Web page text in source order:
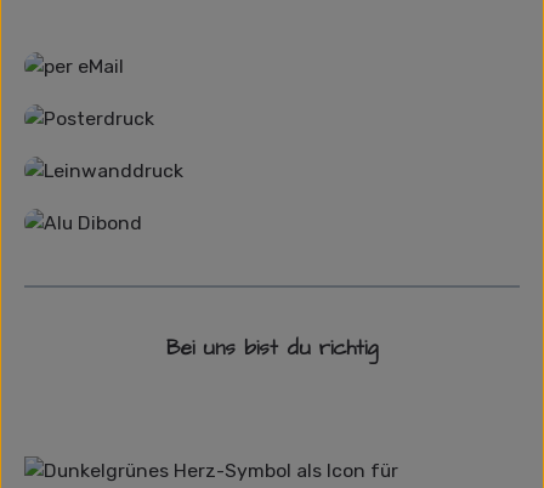
Bei uns bist du richtig